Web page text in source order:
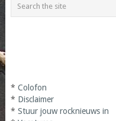
* Colofon
* Disclaimer
* Stuur jouw rocknieuws in